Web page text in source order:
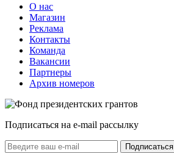
О нас
Магазин
Реклама
Контакты
Команда
Вакансии
Партнеры
Архив номеров
Подписаться на e-mail рассылку
Подписаться